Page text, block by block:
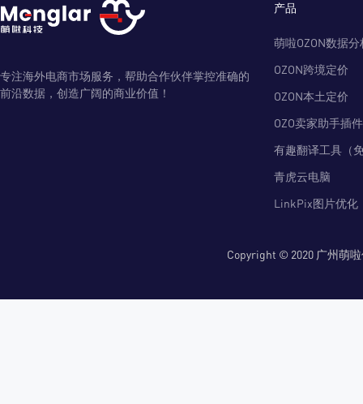
专注海外电商市场服务，帮助合作伙伴掌控准确的
前沿数据，创造广阔的商业价值！
产品
萌啦OZON数据分
OZON跨境定价
OZON本土定价
OZO卖家助手插件
有趣翻译工具（
青虎云电脑
LinkPix图片优化
Copyright © 2020 广州萌